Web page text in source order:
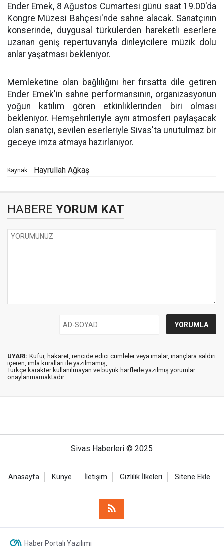
Ender Emek, 8 Ağustos Cumartesi günü saat 19.00'da
Kongre Müzesi Bahçesi'nde sahne alacak. Sanatçının
konserinde, duygusal türkülerden hareketli eserlere
uzanan geniş repertuvarıyla dinleyicilere müzik dolu
anlar yaşatması bekleniyor.
Memleketine olan bağlılığını her fırsatta dile getiren
Ender Emek'in sahne performansının, organizasyonun
yoğun katılım gören etkinliklerinden biri olması
bekleniyor. Hemşehrileriyle aynı atmosferi paylaşacak
olan sanatçı, sevilen eserleriyle Sivas'ta unutulmaz bir
geceye imza atmaya hazırlanıyor.
Kaynak: Hayrullah Ağkaş
HABERE YORUM KAT
UYARI: Küfür, hakaret, rencide edici cümleler veya imalar, inançlara saldırı
içeren, imla kuralları ile yazılmamış,
Türkçe karakter kullanılmayan ve büyük harflerle yazılmış yorumlar
onaylanmamaktadır.
Sivas Haberleri © 2025
Anasayfa Künye İletişim Gizlilik İlkeleri Sitene Ekle
Haber Portalı Yazılımı